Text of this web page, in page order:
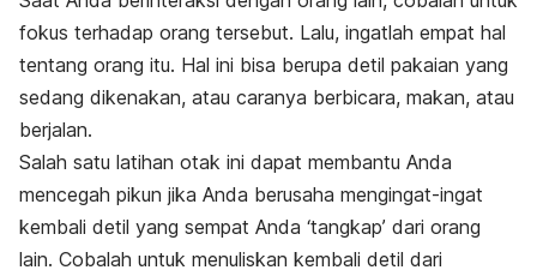
fokus terhadap orang tersebut. Lalu, ingatlah empat hal
tentang orang itu. Hal ini bisa berupa detil pakaian yang
sedang dikenakan, atau caranya berbicara, makan, atau
berjalan.
Salah satu latihan otak ini dapat membantu Anda
mencegah pikun jika Anda berusaha mengingat-ingat
kembali detil yang sempat Anda ‘tangkap’ dari orang
lain. Cobalah untuk menuliskan kembali detil dari